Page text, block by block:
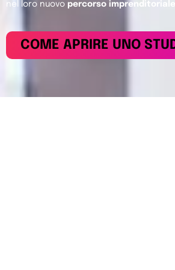
nel loro nuovo percorso
COME APRIRE UNO